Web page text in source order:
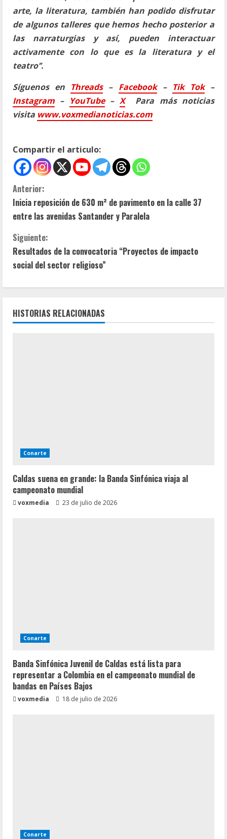
arte, la literatura, también han podido disfrutar
de algunos talleres que hemos hecho posterior a
las narraturgias y así, pueden interactuar
activamente con lo que es la literatura y el
teatro’’.
Síguenos en Threads– Facebook– Tik Tok–
Instagram – YouTube– XPara más noticias
visita www.voxmedianoticias.com
Compartir el articulo:
S
i
g
u
e
Anterior:
Inicia reposición de 630 m² de pavimento en la calle 37
entre las avenidas Santander y Paralela
Siguiente:
Resultados de la convocatoria “Proyectos de impacto
social del sector religioso”
HISTORIAS RELACIONADAS
Conarte
Caldas suena en grande: la Banda Sinfónica viaja al
campeonato mundial
voxmedia 23 de julio de 2026
Conarte
Banda Sinfónica Juvenil de Caldas está lista para
representar a Colombia en el campeonato mundial de
bandas en Países Bajos
voxmedia 18 de julio de 2026
Conarte